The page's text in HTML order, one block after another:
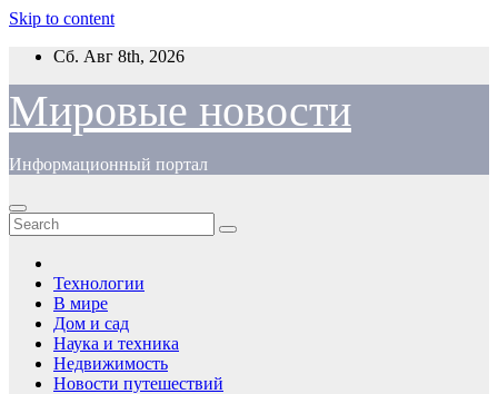
Skip to content
Сб. Авг 8th, 2026
Мировые новости
Информационный портал
Технологии
В мире
Дом и сад
Наука и техника
Недвижимость
Новости путешествий